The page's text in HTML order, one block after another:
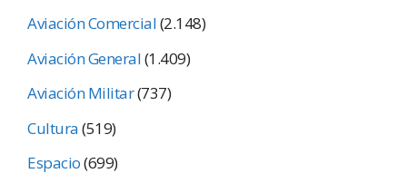
Aviación Comercial(2.148)
Aviación General(1.409)
Aviación Militar(737)
Cultura(519)
Espacio(699)